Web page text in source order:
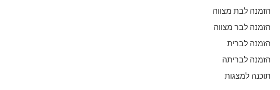
הזמנה לבת מצווה
הזמנה לבר מצווה
הזמנה לברית
הזמנה לבריתה
תוכנה למצגות